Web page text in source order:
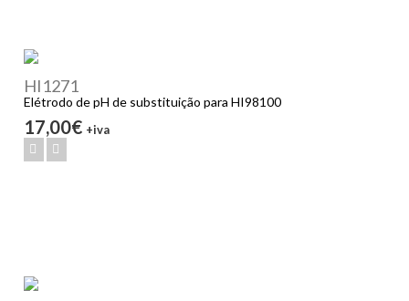
HI1271
Elétrodo de pH de substituição para HI98100
17,00€ +iva